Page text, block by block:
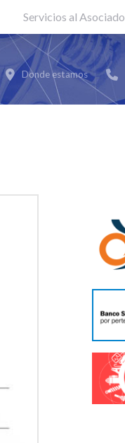
Servicios al Asociado
Donde estamos